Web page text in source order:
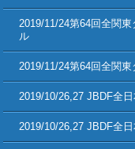
2019/11/24第64回全関
ル
2019/11/24第64回全関
2019/10/26,27 JBDF全
2019/10/26,27 JBDF全